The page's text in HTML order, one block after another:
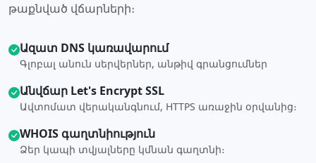
թաքնված վճարների։
Ազատ DNS կառավարում
Գլոբալ անուն սերվերներ, անթիվ գրանցումներ
Անվճար Let's Encrypt SSL
Ավտոմատ վերականգնում, HTTPS առաջին օրվանից։
WHOIS գաղտնիություն
Ձեր կապի տվյալները կմնան գաղտնի։